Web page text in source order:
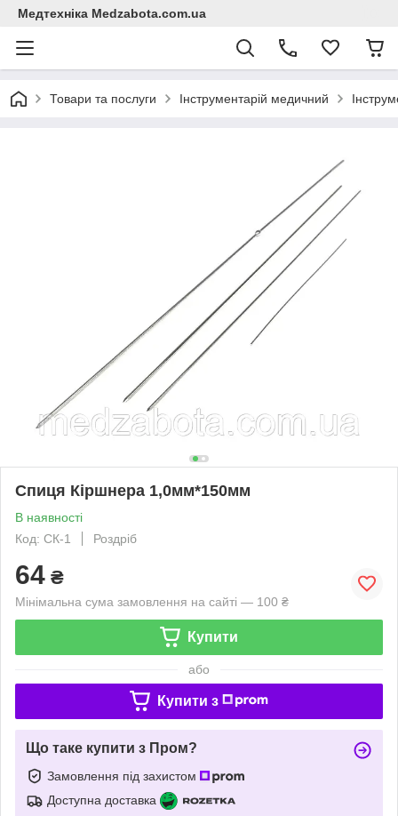
Медтехніка Medzabota.com.ua
Товари та послуги Інструментарій медичний
Спиця Кіршнера 1,0мм*150мм
В наявності
Код: СК-1
Роздріб
64 ₴
Мінімальна сума замовлення на сайті — 100 ₴
Купити
або
Купити з
Що таке купити з Пром?
Замовлення під захистом
Доступна доставка